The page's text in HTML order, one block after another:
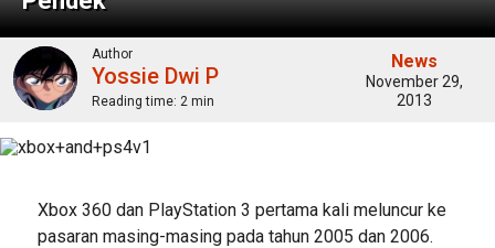
Author
Yossie Dwi P
Reading time: 2 min
News
November 29,
2013
Xbox 360 dan PlayStation 3 pertama kali meluncur ke
pasaran masing-masing pada tahun 2005 dan 2006.